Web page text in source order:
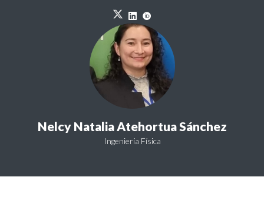
Nelcy Natalia Atehortua Sánchez
Ingeniería Física